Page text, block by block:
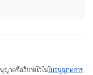
ญาตที่อธิบายไว้ในใบอนุญาตการ